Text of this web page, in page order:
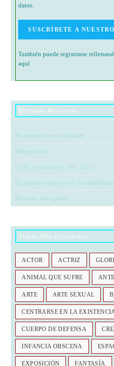
datos.
También puede registrarse
aquí
Entradas Recientes
De repente fue un desastre
Denegación
Le fil | noticias oct.-dic. 2023
El pequeño negocio de la amabilidad
Pequeña niña gorila
Temas Más Discutidos
ACTOR ACTRIZ
ANIMAL QUE SUFRE
ARTE ARTE SEXUAL
CENTRARSE EN LA
CUERPO DE DEFENSA
INFANCIA OBSCENA
EXPOSICIÓN FANTASÍA